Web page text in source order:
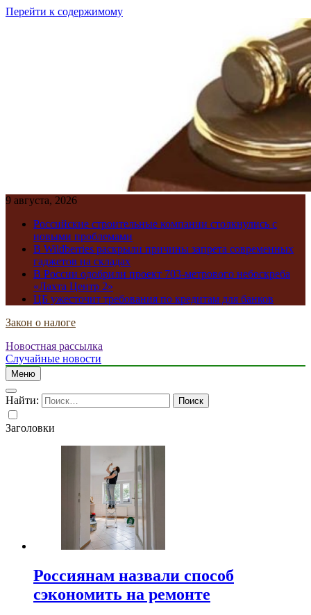
Перейти к содержимому
9 августа, 2026
Российские строительные компании столкнулись с
новыми проблемами
В Wildberries раскрыли причины запрета современных
гаджетов на складах
В России одобрили проект 703-метрового небоскреба
«Лахта Центр 2»
ЦБ ужесточит требования по кредитам для банков
Закон о налоге
Новостная рассылка
Случайные новости
Меню
Найти:
Заголовки
Россиянам назвали способ
сэкономить на ремонте